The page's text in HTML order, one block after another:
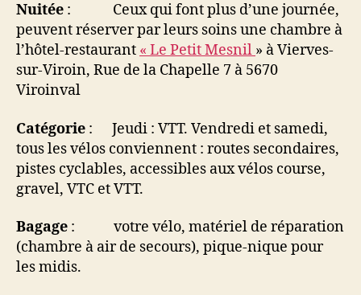
Nuitée : Ceux qui font plus d’une journée,
peuvent réserver par leurs soins une chambre à
l’hôtel-restaurant « Le Petit Mesnil » à Vierves-
sur-Viroin, Rue de la Chapelle 7 à 5670
Viroinval
Catégorie : Jeudi : VTT. Vendredi et samedi,
tous les vélos conviennent : routes secondaires,
pistes cyclables, accessibles aux vélos course,
gravel, VTC et VTT.
Bagage : votre vélo, matériel de réparation
(chambre à air de secours), pique-nique pour
les midis.